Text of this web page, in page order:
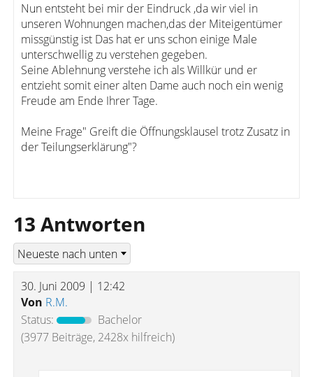
Nun entsteht bei mir der Eindruck ,da wir viel in
unseren Wohnungen machen,das der Miteigentümer
missgünstig ist Das hat er uns schon einige Male
unterschwellig zu verstehen gegeben.
Seine Ablehnung verstehe ich als Willkür und er
entzieht somit einer alten Dame auch noch ein wenig
Freude am Ende Ihrer Tage.
Meine Frage" Greift die Öffnungsklausel trotz Zusatz in
der Teilungserklärung"?
13 Antworten
30. Juni 2009 | 12:42
Von R.M.
Status:
Bachelor
(3977 Beiträge, 2428x hilfreich)